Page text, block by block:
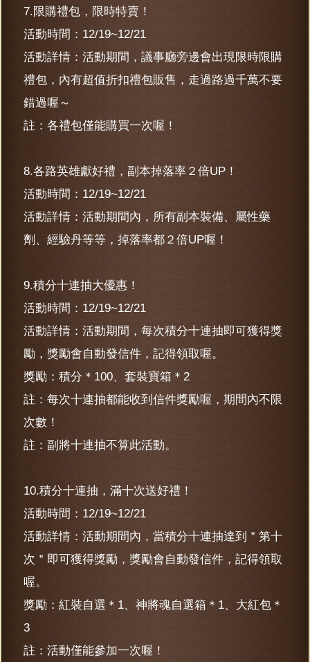
7.限購禮包，限時特賣！
活動時間：12/19~12/21
活動詳情：活動期間，議事廳旁邊會出現限時限購
禮包，內有超值折扣禮包販售，走過路過千萬不要
錯過喔～
註：各禮包僅能購買一次喔！
8.各路英雄獻好禮，副本掉落率２倍UP！
活動時間：12/19~12/21
活動詳情：活動期間內，所有副本裝備、屬性藥
劑、經驗丹等等，掉落率都２倍UP喔！
9.積分十連抽大優惠！
活動時間：12/19~12/21
活動詳情：活動期間，每次積分十連抽即可獲得獎
勵，獎勵會自動發信件，記得領取喔。
獎勵：積分＊100、套裝寶箱＊2
註：每次十連抽都能收到信件獎勵喔，期間內不限
次數！
註：副將十連抽不算此活動。
10.積分十連抽，滿十次送好禮！
活動時間：12/19~12/21
活動詳情：活動期間內，當積分十連抽達到＂第十
次＂即可獲得獎勵，獎勵會自動發信件，記得領取
喔。
獎勵：紅裝自選＊1、神將魂自選箱＊1、大紅包＊
3
註：活動僅能參加一次喔！